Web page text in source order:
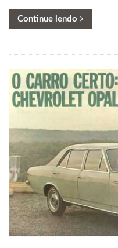
Continue lendo